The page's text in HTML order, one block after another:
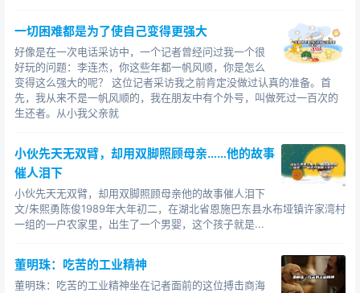
船，并把它租给一家日本航运公司，双方议定租期为5年。
日本航运公司急于用船，所以愿意出面请它的银行资助包
玉刚买船。包玉刚算了一下账，航运公司应该付给他的第
一年的租金是75万美元，那么，由日方银行给他开一张75
万美元的信用状该是没有问题的。于是，包玉刚就去找桑
达士，希望汇丰银行贷款100万美元给他买船，他说他可以
用75万美元的信用状作担保，汇丰银行不会有什么风险。
一切困难都是为了使自己变得更强大
好像是在一次电话采访中，一个记者曾经问过我一个很
好玩的问题：李连杰，你这些年都一帆风顺，你是怎么
变得这么强大的呢？ 这位记者采访我之前肯定没做过认真的准备。首
先，我从来不是一帆风顺的，我在朋友中有个外号，叫做死过一百次的
生还者。从小我父亲就
小伙先天无双臂，却用双脚照顾母亲……他的故事
催人泪下
小伙先天无双臂，却用双脚照顾母亲他的故事催人泪下
文/朱熙勇陈俊1989年大年初二，在湖北省恩施巴东县水布垭镇许家湾村
一组的一户农家里，出生了一个男婴，这个孩子就是...
董明珠：吃苦的工业精神
董明珠：吃苦的工业精神坐在记者面前的这位搏击商海